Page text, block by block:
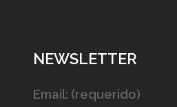
NEWSLETTER
Email: (requerido)